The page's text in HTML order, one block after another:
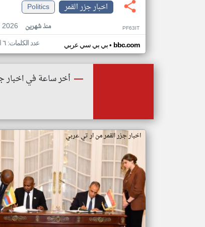
اخبار جزر القمر
Politics
منذ شهرين PF63IT
بي بي سي عربي• bbc.com عدد الكلمات: ٦ الصور: ٢٥
أخر ساعة في اخبار
اخبار جزر القمر من ار تي عربي